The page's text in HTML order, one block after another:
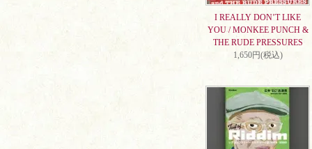
I REALLY DON’T LIKE
YOU / MONKEE PUNCH &
THE RUDE PRESSURES
1,650円(税込)